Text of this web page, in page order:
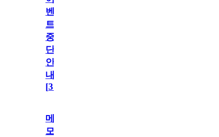
벤
트
중
단
안
내
[31
메
모